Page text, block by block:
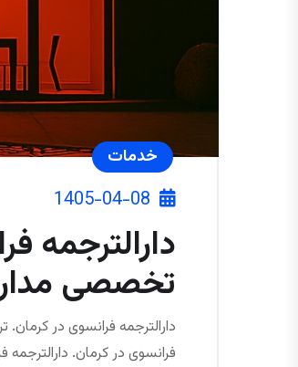
خدمات
1405-04-08
دارالترجمه
تخصصی
دارالترجمه فرانسوی در
فرانسوی در کرمان.